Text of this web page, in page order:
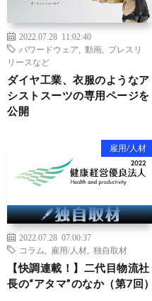
2022.07.28 11:02:40
パワードウェア
動画
プレスリ
リースなど
ダイヤ工業、衣服のようなア
シストスーツの専用ページを
公開
雇用/人材
2022.07.28 07:00:37
コラム
雇用/人材 独自取材
【快調連載！】二代目物流社
長の“アタマ”のなか（第7回）